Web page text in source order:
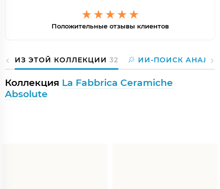
Положительные отзывы клиентов
ИЗ ЭТОЙ КОЛЛЕКЦИИ 32 ИИ-ПОИСК
Коллекция La Fabbrica Ceramiche
Absolute